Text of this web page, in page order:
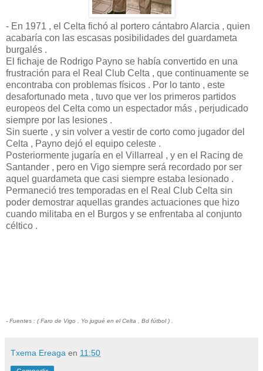
- En 1971 , el Celta fichó al portero cántabro Alarcia , quien
acabaría con las escasas posibilidades del guardameta
burgalés .
El fichaje de Rodrigo Payno se había convertido en una
frustración para el Real Club Celta , que continuamente se
encontraba con problemas físicos . Por lo tanto , este
desafortunado meta , tuvo que ver los primeros partidos
europeos del Celta como un espectador más , perjudicado
siempre por las lesiones .
Sin suerte , y sin volver a vestir de corto como jugador del
Celta , Payno dejó el equipo celeste .
Posteriormente jugaría en el Villarreal , y en el Racing de
Santander , pero en Vigo siempre será recordado por ser
aquel guardameta que casi siempre estaba lesionado .
Permaneció tres temporadas en el Real Club Celta sin
poder demostrar aquellas grandes actuaciones que hizo
cuando militaba en el Burgos y se enfrentaba al conjunto
céltico .
- Fuentes : ( Faro de Vigo , Yo jugué en el Celta , Bd fútbol ) .
Txema Ereaga en 11:50